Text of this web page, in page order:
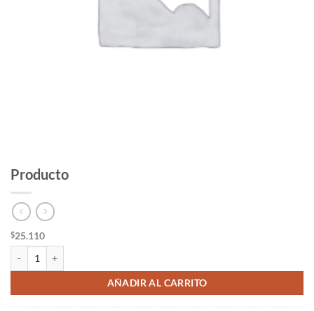
Producto
$25.110
AÑADIR AL CARRITO